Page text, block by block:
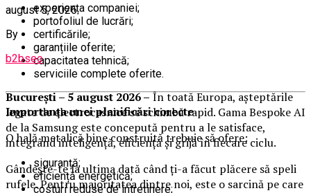
experiența companiei;
portofoliul de lucrări;
certificările;
garanțiile oferite;
capacitatea tehnică;
serviciile complete oferite.
Importanța unei planificări corecte
O hală metalică bine construită trebuie să ofere:
siguranță;
eficiență energetică;
costuri reduse de întreținere;
august 5, 2026
By
b2bseo
București – 5 august 2026 –În toată Europa, așteptările
legate de electrocasnice se schimbă rapid. Gama Bespoke AI
de la Samsung este concepută pentru a le satisface,
integrând inteligență, eficiență și grijă în fiecare ciclu.
Gândește-te la ultima dată când ți-a făcut plăcere să speli
rufele. Pentru majoritatea dintre noi, este o sarcină pe care